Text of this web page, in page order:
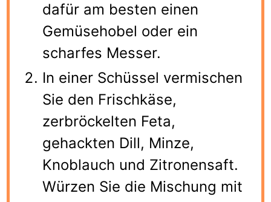
dafür am besten einen
Gemüsehobel oder ein
scharfes Messer.
In einer Schüssel vermischen
Sie den Frischkäse,
zerbröckelten Feta,
gehackten Dill, Minze,
Knoblauch und Zitronensaft.
Würzen Sie die Mischung mit